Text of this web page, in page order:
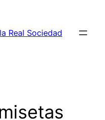
Real Sociedad